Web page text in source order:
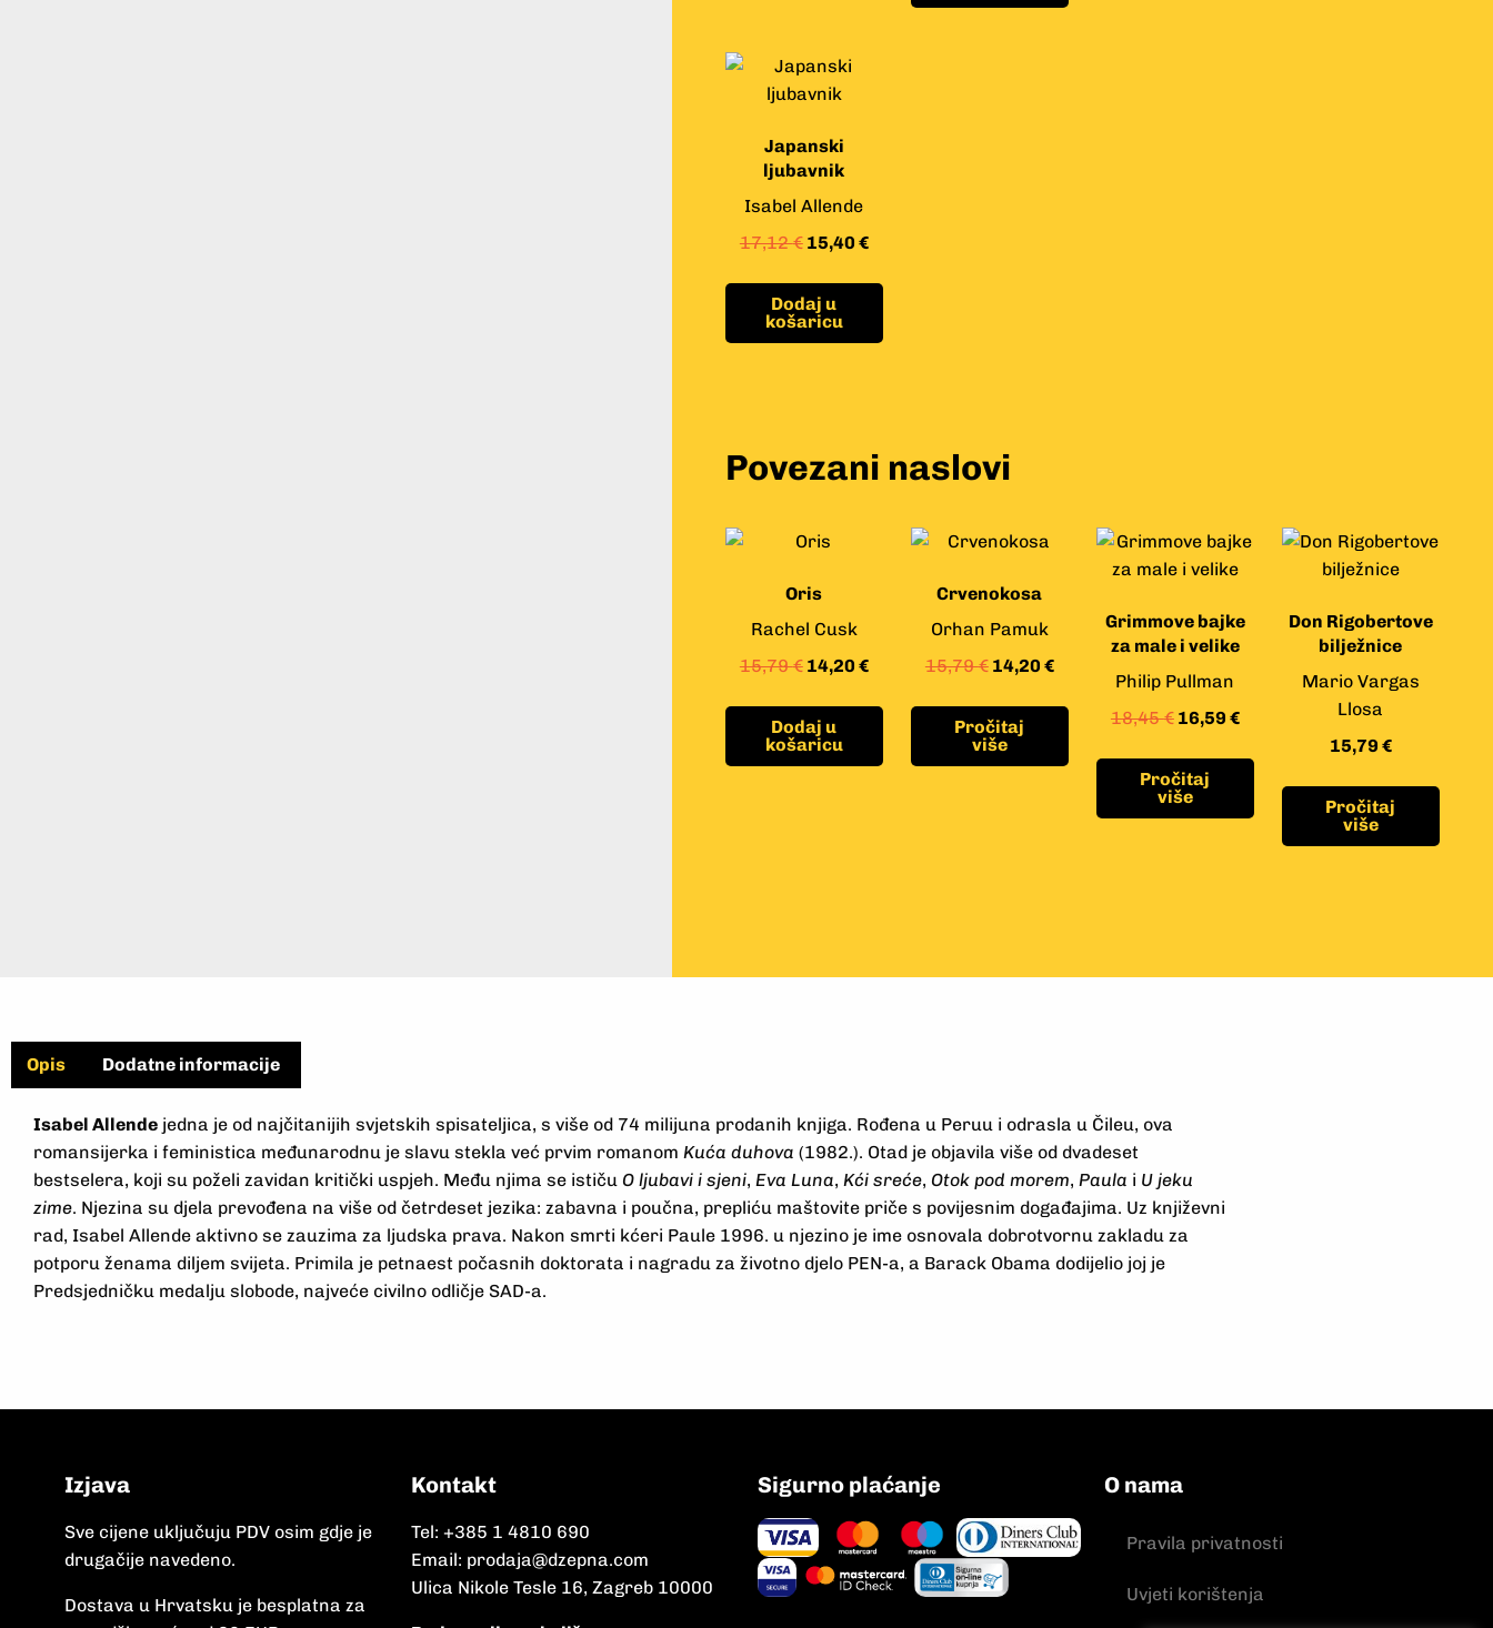
Japanski
ljubavnik
Isabel Allende
17,12€ 15,40 €
Dodaj u
košaricu
Povezani naslovi
Oris
Rachel Cusk
15,79€ 14,20 €
Dodaj u
košaricu
Crvenokosa
Orhan Pamuk
15,79€ 14,20 €
Pročitaj
više
Grimmove bajke
za male i velike
Philip Pullman
18,45€ 16,59 €
Pročitaj
više
Don Rigobertove
bilježnice
Mario Vargas
Llosa
15,79 €
Pročitaj
više
Opis Dodatne informacije
Isabel Allende jedna je od najčitanijih svjetskih spisateljica, s više od 74 milijuna prodanih knjiga. Rođena u Peruu i odrasla u Čileu, ova
romansijerka i feministica međunarodnu je slavu stekla već prvim romanom Kuća duhova (1982.). Otad je objavila više od dvadeset
bestselera, koji su poželi zavidan kritički uspjeh. Među njima se ističu O ljubavi i sjeni, Eva Luna, Kći sreće, Otok pod morem, Paula i U jeku
zime. Njezina su djela prevođena na više od četrdeset jezika: zabavna i poučna, prepliću maštovite priče s povijesnim događajima. Uz književni
rad, Isabel Allende aktivno se zauzima za ljudska prava. Nakon smrti kćeri Paule 1996. u njezino je ime osnovala dobrotvornu zakladu za
potporu ženama diljem svijeta. Primila je petnaest počasnih doktorata i nagradu za životno djelo PEN-a, a Barack Obama dodijelio joj je
Predsjedničku medalju slobode, najveće civilno odličje SAD-a.
Izjava
Sve cijene uključuju PDV osim gdje je
drugačije navedeno.
Dostava u Hrvatsku je besplatna za
Kontakt
Tel: +385 1 4810 690
Email: prodaja@dzepna.com
Ulica Nikole Tesle 16, Zagreb 10000
Sigurno plaćanje O nama
Pravila privatnosti
Uvjeti korištenja